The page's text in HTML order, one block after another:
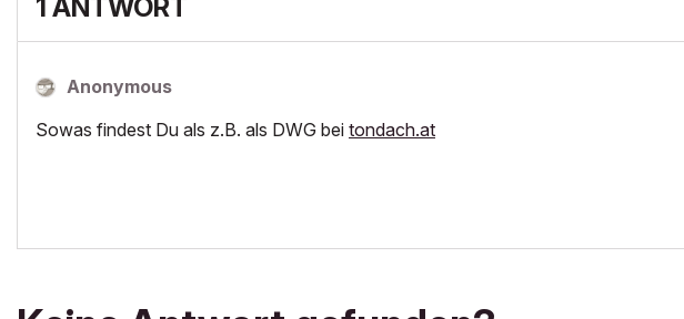
1 ANTWORT
Anonymous
Sowas findest Du als z.B. als DWG bei tondach.at